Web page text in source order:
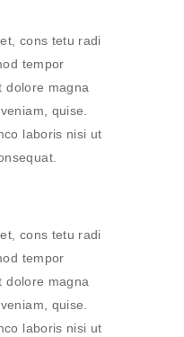
cons tetu radi
tempor
dolore magna
quise.
laboris nisi ut
cons tetu radi
tempor
dolore magna
quise.
laboris nisi ut